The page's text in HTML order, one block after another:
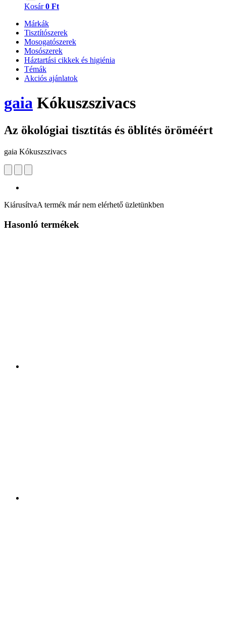
Kosár 0 Ft
Márkák
Tisztítószerek
Mosogatószerek
Mosószerek
Háztartási cikkek és higiénia
Témák
Akciós ajánlatok
gaia Kókuszszivacs
Az ökológiai tisztítás és öblítés öröméért
gaia Kókuszszivacs
KiárusítvaA termék már nem elérhető üzletünkben
Hasonló termékek